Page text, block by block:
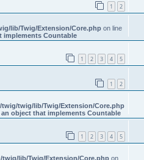
1 2
lib/Twig/Extension/Core.phpon line
implements Countable
1 2 3 4 5
1 2
twig/twig/lib/Twig/Extension/Core.php
object that implements Countable
1 2 3 4 5
lib/Twig/Extension/Core.phpon